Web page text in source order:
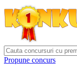
Propune concurs